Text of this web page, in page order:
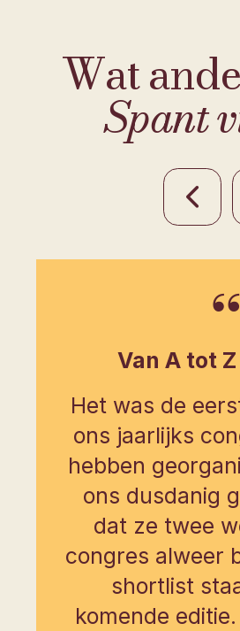
Wat
Spant
Van A tot
Het was de
ons jaarlijks
hebben
ons dusdanig
dat ze twee
congres alweer
shortlist
komende